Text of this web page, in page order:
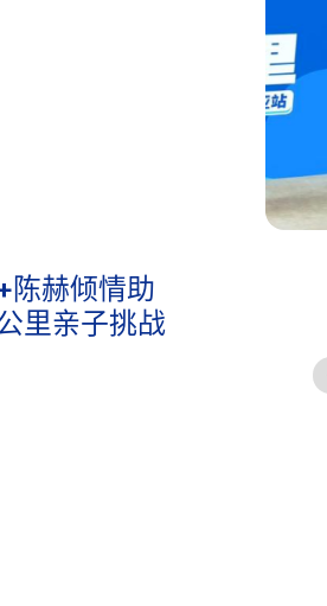
陈赫倾情助
里亲子挑战